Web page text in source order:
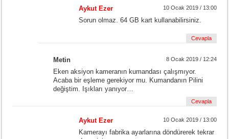
Aykut Ezer 10 Ocak 2019 / 13:00
Sorun olmaz. 64 GB kart kullanabilirsiniz.
Cevapla
Metin 8 Ocak 2019 / 12:24
Eken aksiyon kameranın kumandası çalışmıyor.
Acaba bir eşleme gerekiyor mu. Kumandanın Pilini
değiştim. Işıkları yanıyor…
Cevapla
Aykut Ezer 10 Ocak 2019 / 13:00
Kamerayı fabrika ayarlarına döndürerek tekrar